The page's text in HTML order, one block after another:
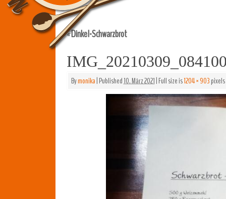
«Dinkel-Schwarzbrot
Bymonika|Published10. März 2021|Full size is1204 × 903pixels